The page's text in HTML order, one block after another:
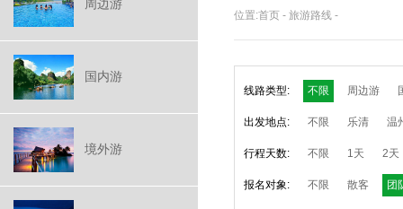
周边游
国内游
境外游
位置:首页 - 旅游路线 -
线路类型: 不限 周边游
出发地点: 不限 乐清 温
行程天数: 不限 1天 2天
报名对象: 不限 散客 团